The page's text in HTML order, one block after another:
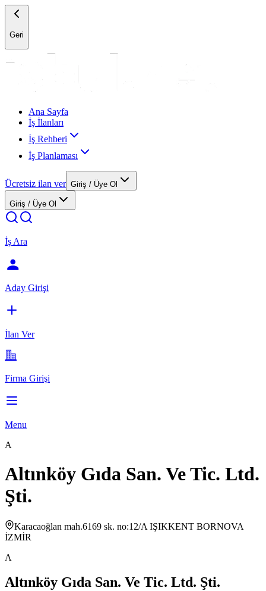
Geri
Ana Sayfa
İş İlanları
İş Rehberi
İş Planlaması
Ücretsiz ilan ver Giriş / Üye Ol
Giriş / Üye Ol
İş Ara
Aday Girişi
İlan Ver
Firma Girişi
Menu
A
Altınköy Gıda San. Ve Tic. Ltd.
Şti.
Karacaoğlan mah.6169 sk. no:12/A IŞIKKENT BORNOVA
İZMİR
A
Altınköy Gıda San. Ve Tic. Ltd. Şti.